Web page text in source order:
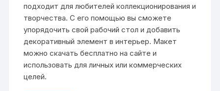
подходит для любителей коллекционирования и
творчества. С его помощью вы сможете
упорядочить свой рабочий стол и добавить
декоративный элемент в интерьер. Макет
можно скачать бесплатно на сайте и
использовать для личных или коммерческих
целей.